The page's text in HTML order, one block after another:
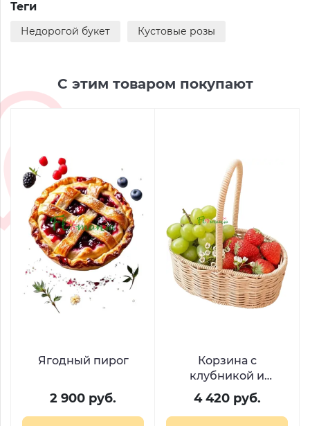
Теги
Недорогой букет Кустовые розы
С этим товаром покупают
Ягодный пирог
2 900 руб.
Корзина с
клубникой и
виноградом «Сбор
урожая»
4 420 руб.